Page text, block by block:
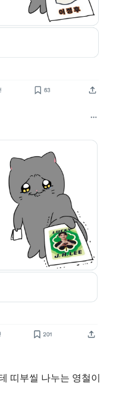
띠부씰 나누는 영철이